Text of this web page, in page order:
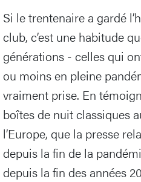
Si le trentenaire a gardé
club, c’est une habitude
générations - celles qui
ou moins en pleine
vraiment prise. En
boîtes de nuit classiques
l’Europe, que la presse
depuis la fin de la
depuis la fin des années